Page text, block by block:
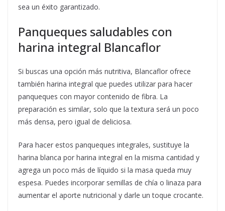
sea un éxito garantizado.
Panqueques saludables con
harina integral Blancaflor
Si buscas una opción más nutritiva, Blancaflor ofrece
también harina integral que puedes utilizar para hacer
panqueques con mayor contenido de fibra. La
preparación es similar, solo que la textura será un poco
más densa, pero igual de deliciosa.
Para hacer estos panqueques integrales, sustituye la
harina blanca por harina integral en la misma cantidad y
agrega un poco más de líquido si la masa queda muy
espesa. Puedes incorporar semillas de chía o linaza para
aumentar el aporte nutricional y darle un toque crocante.